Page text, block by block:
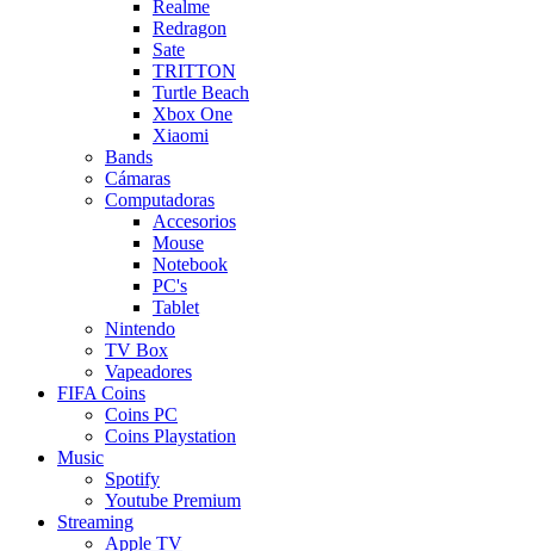
Realme
Redragon
Sate
TRITTON
Turtle Beach
Xbox One
Xiaomi
Bands
Cámaras
Computadoras
Accesorios
Mouse
Notebook
PC's
Tablet
Nintendo
TV Box
Vapeadores
FIFA Coins
Coins PC
Coins Playstation
Music
Spotify
Youtube Premium
Streaming
Apple TV